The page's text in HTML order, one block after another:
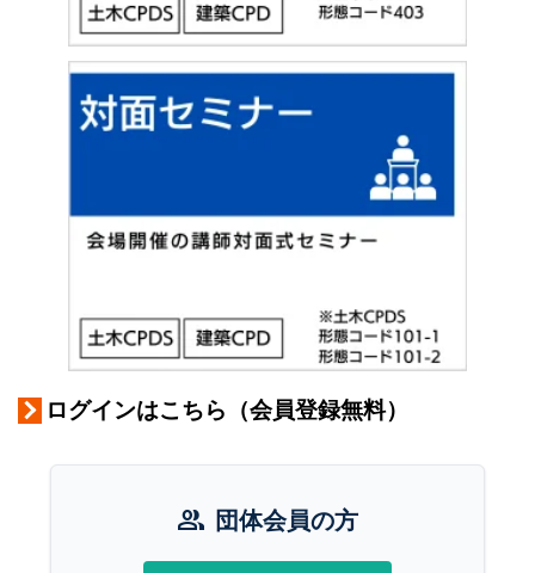
ログインはこちら（会員登録無料）
group 団体会員の方